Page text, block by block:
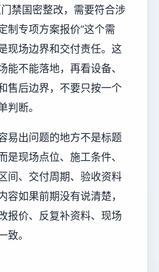
禁国密整改，需要符合涉
制专项方案报价”这个需
现场边界和交付责任。这
能不能落地，再看设备、
售后边界，不要只按一个
判断。
易出问题的地方不是标题
是现场点位、施工条件、
间、交付周期、验收资料
容如果前期没有说清楚，
报价、反复补资料、现场
致。